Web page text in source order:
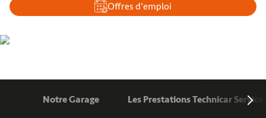
Offres d'emploi
Notre Garage Les Prestations Technicar